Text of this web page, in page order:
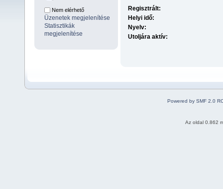
Nem elérhető
Üzenetek megjelenítése
Statisztikák
megjelenítése
Regisztrált:
Helyi idő:
Nyelv:
Utoljára aktív:
Powered by SMF 2.0
Az oldal 0.862